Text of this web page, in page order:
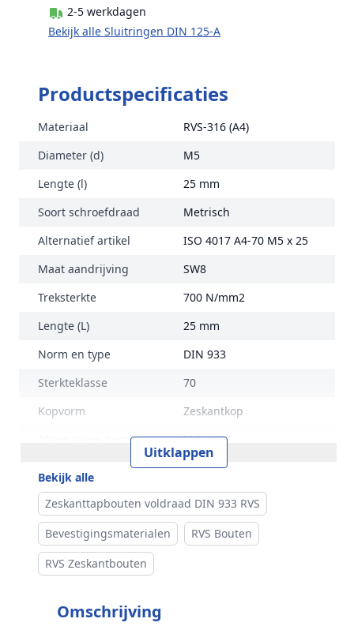
2-5 werkdagen
Bekijk alle Sluitringen DIN 125-A
Productspecificaties
Materiaal
RVS-316 (A4)
Diameter (d)
M5
Lengte (l)
25 mm
Soort schroefdraad
Metrisch
Alternatief artikel
ISO 4017 A4-70 M5 x 25
Maat aandrijving
SW8
Treksterkte
700 N/mm2
Lengte (L)
25 mm
Norm en type
DIN 933
Sterkteklasse
70
Kopvorm
Zeskantkop
Alternatieve norm
ISO 4017
8,79 mm
Kophoogte (k)
3,5 mm
Gewicht per 100 stuks
0,45 kg
Aandrijving
Inhoud verpakking
Uitklappen
Bekijk alle
Zeskanttapbouten voldraad DIN 933 RVS
Bevestigingsmaterialen
RVS Bouten
RVS Zeskantbouten
Omschrijving